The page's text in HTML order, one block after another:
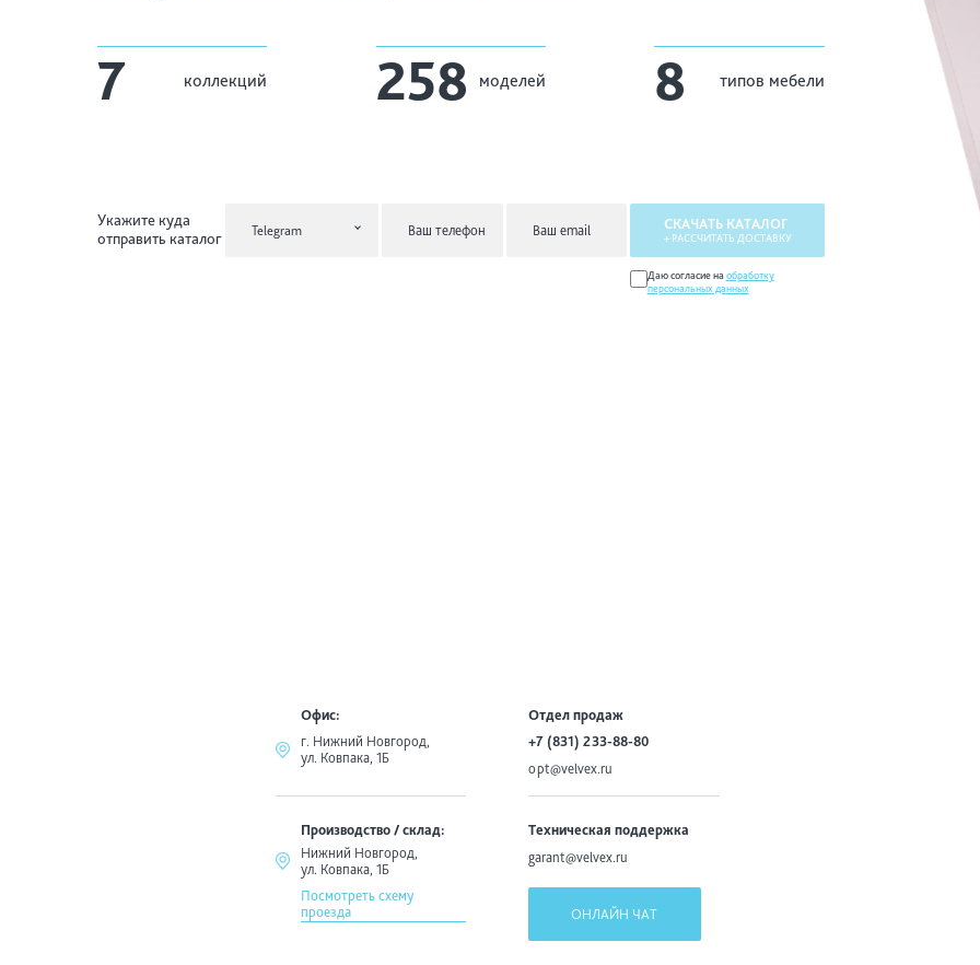
7 коллекций 258 моделей 8 типов мебели
Укажите куда
отправить каталог
Telegram СКАЧАТЬ КАТАЛОГ
+ РАССЧИТАТЬ ДОСТАВКУ
Даю согласие наобработку
персональных данных
Офис:
г. Нижний Новгород,
ул. Ковпака, 1Б
Отдел продаж
+7 (831) 233-88-80
opt@velvex.ru
Производство / склад:
Нижний Новгород,
ул. Ковпака, 1Б
Посмотреть схему
проезда
Техническая поддержка
garant@velvex.ru
ОНЛАЙН ЧАТ